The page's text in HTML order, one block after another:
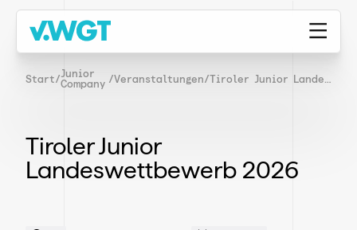
Start/Junior
Company /Veranstaltungen/
Tiroler Junior
Landeswettbewerb 2026